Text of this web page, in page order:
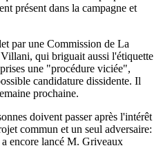
présent dans la campagne et
par une Commission de La
qui briguait aussi l'étiquette
une "procédure viciée",
candidature dissidente. Il
prochaine.
doivent passer après l'intérêt
commun et un seul adversaire:
encore lancé M. Griveaux